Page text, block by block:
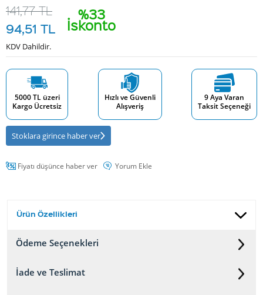
%33
İskonto
141,77TL
94,51 TL
KDV Dahildir.
5000 TL üzeri
Kargo Ücretsiz
Hızlı ve Güvenli
Alışveriş
9 Aya Varan
Taksit Seçeneği
Stoklara girince haber ver
Fiyatı düşünce haber ver Yorum Ekle
Ürün Özellikleri
Ödeme Seçenekleri
İade ve Teslimat